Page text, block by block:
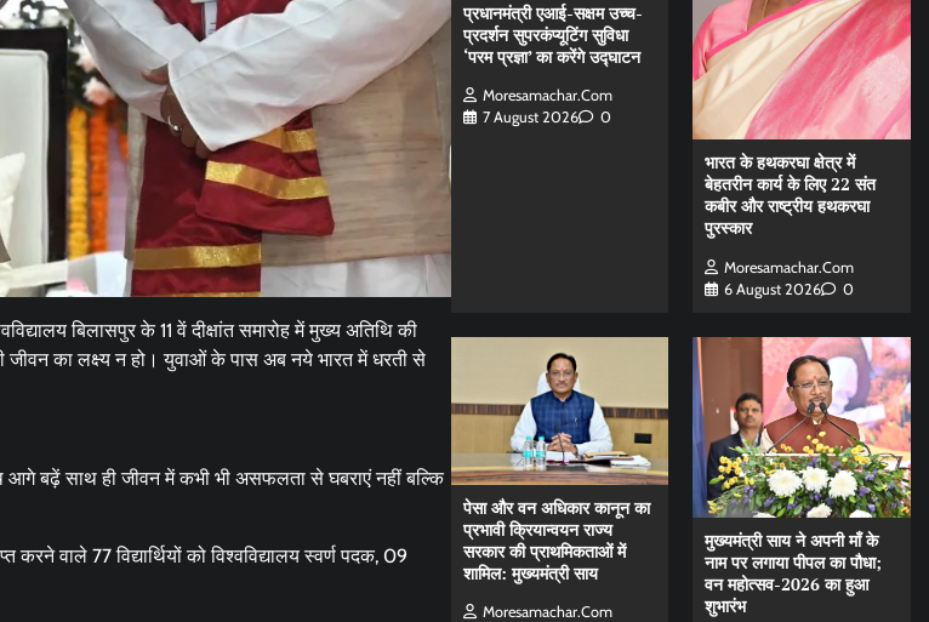
बिलासपुर के 11 वें दीक्षांत समारोह में मुख्य अतिथि की
जीवन का लक्ष्य न हो। युवाओं के पास अब नये भारत में धरती से
बढ़ें साथ ही जीवन में कभी भी असफलता से घबराएं नहीं बल्कि
वाले 77 विद्यार्थियों को विश्वविद्यालय स्वर्ण पदक, 09
प्रधानमंत्री एआई-सक्षम उच्च-
प्रदर्शन सुपरकंप्यूटिंग सुविधा
‘परम प्रज्ञा’ का करेंगे उद्घाटन
Moresamachar.com
7 August 2026
0
भारत के हथकरघा क्षेत्र में
बेहतरीन कार्य के लिए 22 संत
कबीर और राष्ट्रीय हथकरघा
पुरस्कार
Moresamachar.com
6 August 2026
0
पेसा और वन अधिकार कानून का
प्रभावी क्रियान्वयन राज्य
सरकार की प्राथमिकताओं में
शामिल: मुख्यमंत्री साय
Moresamachar.com
मुख्यमंत्री साय ने अपनी माँ के
नाम पर लगाया पीपल का पौधा;
वन महोत्सव-2026 का हुआ
शुभारंभ